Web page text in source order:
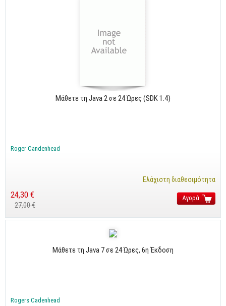
Μάθετε τη Java 2 σε 24 Ώρες (SDK 1.4)
Roger Candenhead
Ελάχιστη διαθεσιμότητα
24,30 €
27,00 €
Αγορά
Μάθετε τη Java 7 σε 24 Ώρες, 6η Έκδοση
Rogers Cadenhead